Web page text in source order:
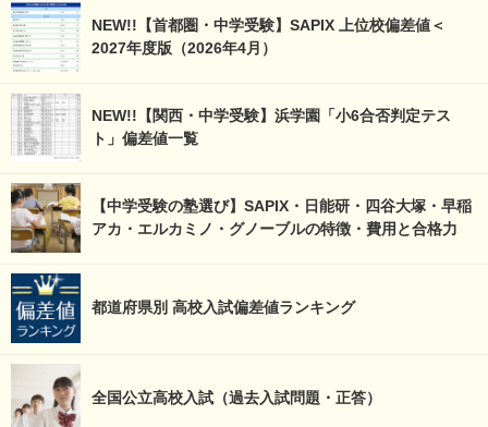
NEW!!【首都圏・中学受験】SAPIX 上位校偏差値＜
2027年度版（2026年4月）
NEW!!【関西・中学受験】浜学園「小6合否判定テス
ト」偏差値一覧
【中学受験の塾選び】SAPIX・日能研・四谷大塚・早稲
アカ・エルカミノ・グノーブルの特徴・費用と合格力
都道府県別 高校入試偏差値ランキング
全国公立高校入試（過去入試問題・正答）